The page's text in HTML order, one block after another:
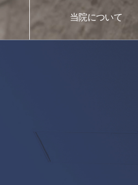
当院について